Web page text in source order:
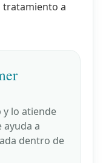
tratamiento a
y lo atiende
ayuda a
dentro de